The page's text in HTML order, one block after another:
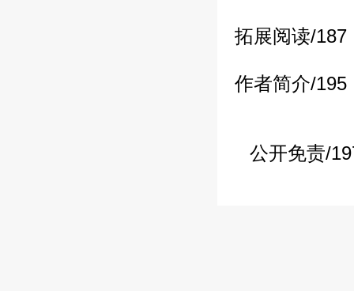
拓展阅读/187
作者简介/195
公开免责/